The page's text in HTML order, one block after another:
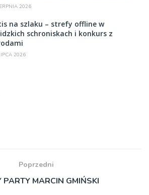
2026
na szlaku – strefy offline w
schroniskach i konkurs z
2026
Poprzedni
PARTY MARCIN GMIŃSKI